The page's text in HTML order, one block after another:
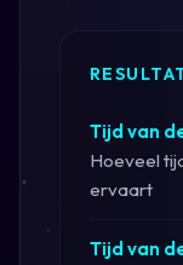
Tijd van
Hoeveel
ervaart
Tijd van